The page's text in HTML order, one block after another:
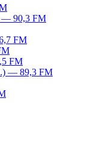
— 90,3 FM
FM
FM
— 89,3 FM